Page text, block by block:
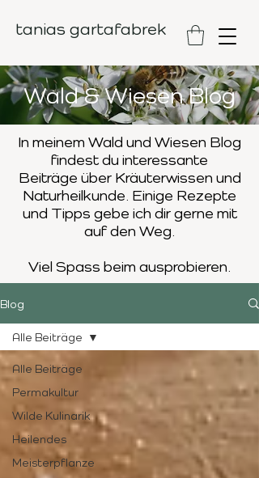
tanias gartafabrek
Wald & Wiesen Blog
In meinem Wald und Wiesen Blog
findest du interessante
Beiträge über Kräuterwissen und
Naturheilkunde. Einige Rezepte
und Tipps gebe ich dir gerne mit
auf den Weg.
Viel Spass beim ausprobieren.
Blog
Alle Beiträge
Permakultur
Wilde Kulinarik
Heilendes
Meisterpflanze
Alle Beiträge